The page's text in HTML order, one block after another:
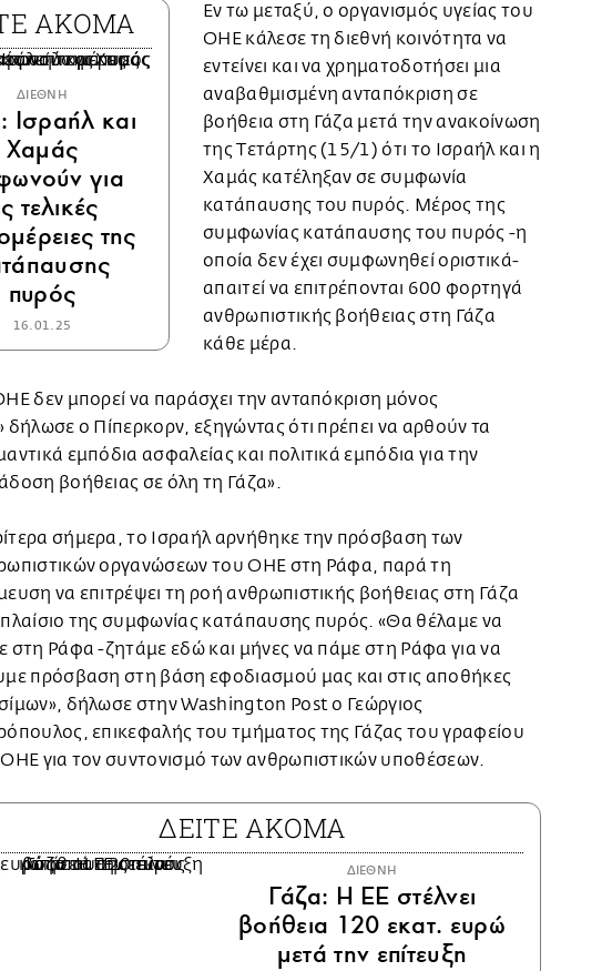
ΑΚΟΜΑ
ΔΙΕΘΝΗ
Ισραήλ και
Χαμάς
για
τελικές
της
πυρός
16.01.25
Εν τω μεταξύ, ο οργανισμός υγείας του
ΟΗΕ κάλεσε τη διεθνή κοινότητα να
εντείνει και να χρηματοδοτήσει μια
αναβαθμισμένη ανταπόκριση σε
βοήθεια στη Γάζα μετά την ανακοίνωση
της Τετάρτης (15/1) ότι το Ισραήλ και η
Χαμάς κατέληξαν σε συμφωνία
κατάπαυσης του πυρός. Μέρος της
συμφωνίας κατάπαυσης του πυρός -η
οποία δεν έχει συμφωνηθεί οριστικά-
απαιτεί να επιτρέπονται 600 φορτηγά
ανθρωπιστικής βοήθειας στη Γάζα
κάθε μέρα.
δεν μπορεί να παράσχει την ανταπόκριση μόνος
δήλωσε ο Πίπερκορν, εξηγώντας ότι πρέπει να αρθούν τα
εμπόδια ασφαλείας και πολιτικά εμπόδια για την
βοήθειας σε όλη τη Γάζα».
σήμερα, το Ισραήλ αρνήθηκε την πρόσβαση των
οργανώσεων του ΟΗΕ στη Ράφα, παρά τη
να επιτρέψει τη ροή ανθρωπιστικής βοήθειας στη Γάζα
της συμφωνίας κατάπαυσης πυρός. «Θα θέλαμε να
στη Ράφα -ζητάμε εδώ και μήνες να πάμε στη Ράφα για να
πρόσβαση στη βάση εφοδιασμού μας και στις αποθήκες
δήλωσε στην Washington Post ο Γεώργιος
επικεφαλής του τμήματος της Γάζας του γραφείου
για τον συντονισμό των ανθρωπιστικών υποθέσεων.
ΔΕΙΤΕ ΑΚΟΜΑ
ΔΙΕΘΝΗ
Γάζα: Η ΕΕ στέλνει
βοήθεια 120 εκατ. ευρώ
μετά την επίτευξη